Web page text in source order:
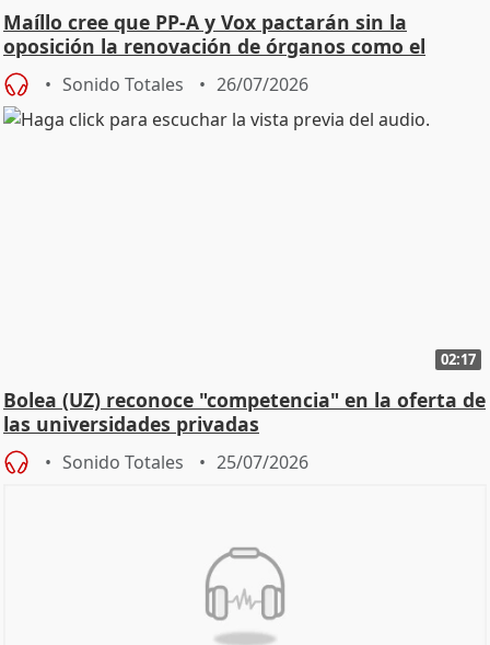
Maíllo cree que PP-A y Vox pactarán sin la
oposición la renovación de órganos como el
Defensor
Sonido Totales 26/07/2026
02:17
Bolea (UZ) reconoce "competencia" en la oferta de
las universidades privadas
Sonido Totales 25/07/2026